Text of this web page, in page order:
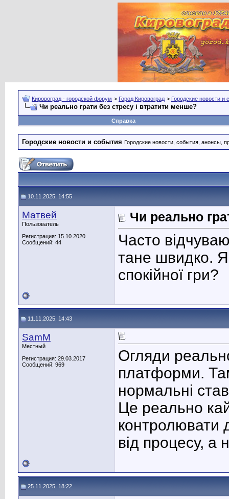
Кировоград - городской форум > Город Кировоград > Городские новости и
Чи реально грати без стресу і втратити менше?
Справка
Городские новости и события Городские новости, события, анонсы,
10.11.2025, 14:55
Матвей
Пользователь
Регистрация: 15.10.2020
Сообщений: 44
Чи реально
Часто
тане швидко.
спокійної гри?
11.11.2025, 14:43
SamM
Местный
Регистрация: 29.03.2017
Сообщений: 969
Огляди
платформи.
нормальні
Це реально
контролювати
від процесу, а
25.11.2025, 18:22